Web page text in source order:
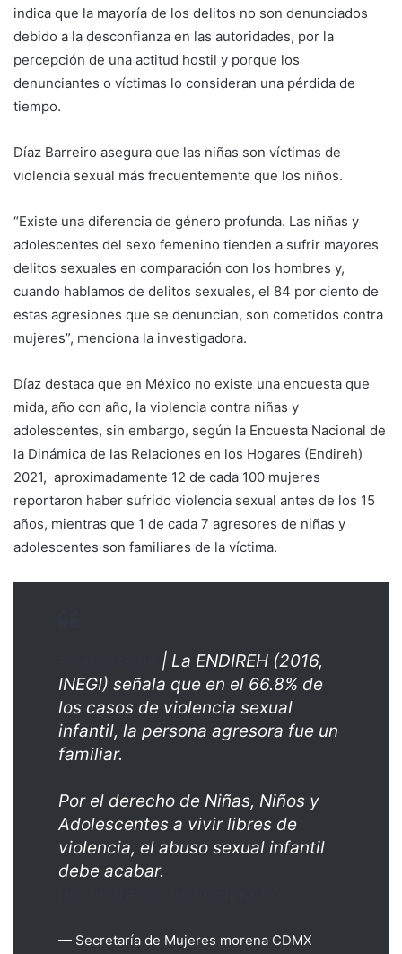
indica que la mayoría de los delitos no son denunciados
debido a la desconfianza en las autoridades, por la
percepción de una actitud hostil y porque los
denunciantes o víctimas lo consideran una pérdida de
tiempo.
Díaz Barreiro asegura que las niñas son víctimas de
violencia sexual más frecuentemente que los niños.
“Existe una diferencia de género profunda. Las niñas y
adolescentes del sexo femenino tienden a sufrir mayores
delitos sexuales en comparación con los hombres y,
cuando hablamos de delitos sexuales, el 84 por ciento de
estas agresiones que se denuncian, son cometidos contra
mujeres”, menciona la investigadora.
Díaz destaca que en México no existe una encuesta que
mida, año con año, la violencia contra niñas y
adolescentes, sin embargo, según la Encuesta Nacional de
la Dinámica de las Relaciones en los Hogares (Endireh)
2021, aproximadamente 12 de cada 100 mujeres
reportaron haber sufrido violencia sexual antes de los 15
años, mientras que 1 de cada 7 agresores de niñas y
adolescentes son familiares de la víctima.
| La ENDIREH (2016,
INEGI) señala que en el 66.8% de
los casos de violencia sexual
infantil, la persona agresora fue un
familiar.
Por el derecho de Niñas, Niños y
Adolescentes a vivir libres de
violencia, el abuso sexual infantil
debe acabar.
— Secretaría de Mujeres morena CDMX